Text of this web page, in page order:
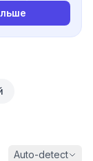
Auto-detect